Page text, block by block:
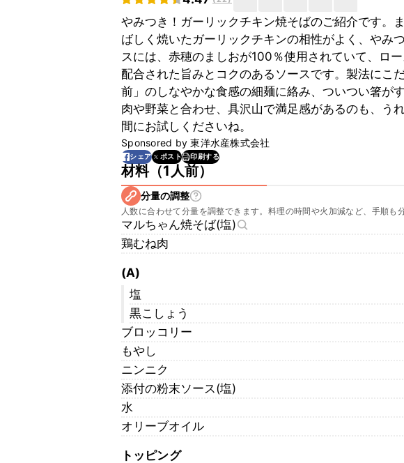
やみつき！ガーリックチキン焼そばのご紹介です。
ばしく焼いたガーリックチキンの相性がよく、やみ
スには、赤穂のましおが100％使用されていて、ロ
配合された旨みとコクのあるソースです。製法にこ
前」のしなやかな食感の細麺に絡み、ついつい箸が
肉や野菜と合わせ、具沢山で満足感があるのも、う
間にお試しくださいね。
Sponsored by東洋水産株式会社
シェア ポスト 印刷する
材料（1人前）
分量の調整
人数に合わせて分量を調整できます。料理の時間や火加減など、手順も
マルちゃん焼そば(塩)
鶏むね肉
(A)
塩
黒こしょう
ブロッコリー
もやし
ニンニク
添付の粉末ソース(塩)
水
オリーブオイル
トッピング